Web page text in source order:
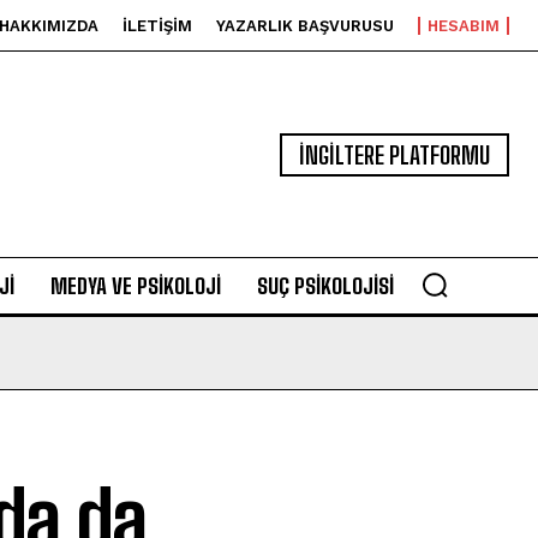
HAKKIMIZDA İLETIŞIM YAZARLIK BAŞVURUSU HESABIM
İNGİLTERE PLATFORMU
MEDYA VE PSIKOLOJI SUÇ PSIKOLOJISI
da